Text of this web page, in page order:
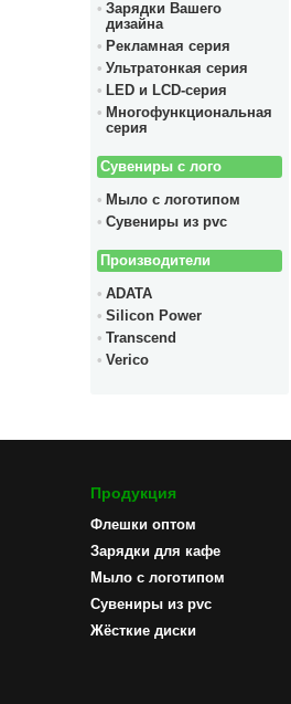
Зарядки Вашего
дизайна
Рекламная серия
Ультратонкая серия
LED и LCD-серия
Многофункциональная
серия
Сувениры с лого
Мыло с логотипом
Сувениры из pvc
Производители
ADATA
Silicon Power
Transcend
Verico
Продукция
Флешки оптом
Зарядки для кафе
Мыло с логотипом
Сувениры из pvc
Жёсткие диски